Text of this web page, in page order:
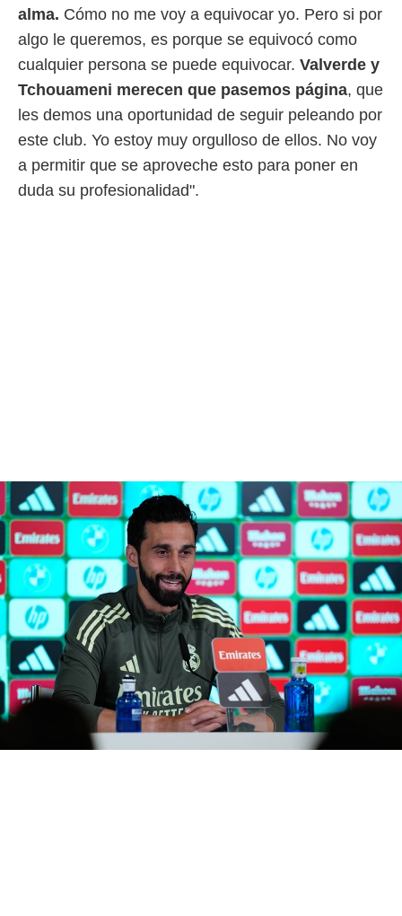
alma. Cómo no me voy a equivocar yo. Pero si por
algo le queremos, es porque se equivocó como
cualquier persona se puede equivocar. Valverde y
Tchouameni merecen que pasemos página, que
les demos una oportunidad de seguir peleando por
este club. Yo estoy muy orgulloso de ellos. No voy
a permitir que se aproveche esto para poner en
duda su profesionalidad".